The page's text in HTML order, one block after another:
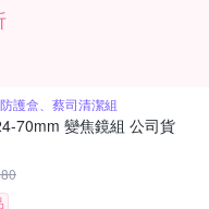
護盒、蔡司清潔組
70mm 變焦鏡組 公司貨